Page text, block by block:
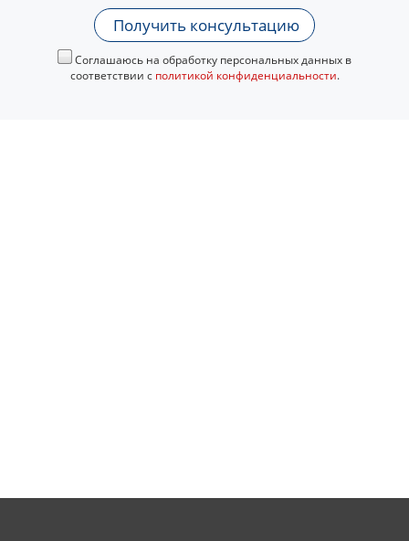
Получить консультацию
Соглашаюсь на обработку персональных данных в
соответствии с политикой конфиденциальности.